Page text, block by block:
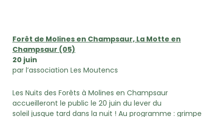
Forêt de Molines en Champsaur, La Motte en
Champsaur (05)
20 juin
par l’association Les Moutencs
Les Nuits des Forêts à Molines en Champsaur
accueilleront le public le 20 juin du lever du
soleil jusque tard dans la nuit ! Au programme : grimpe